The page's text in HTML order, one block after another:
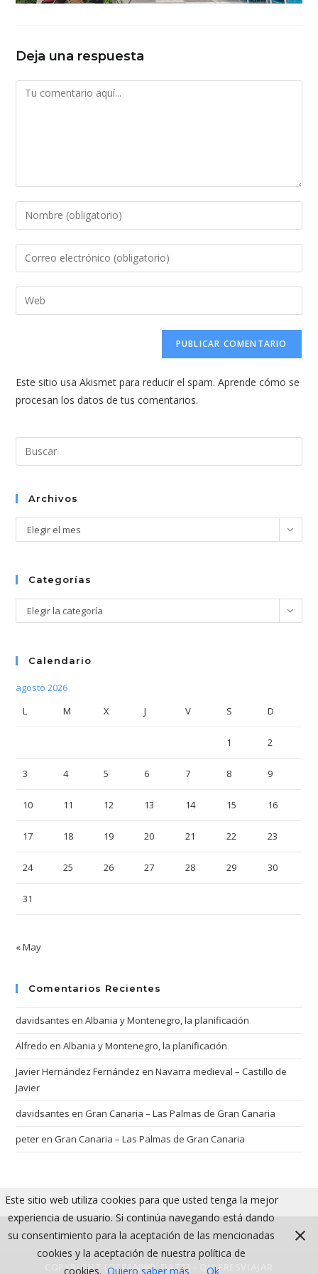
Deja una respuesta
Comentario
Introduce
tu
nombre
de
usuario
Introduce
tu
dirección
de
comentar
Introduce
la
web
(opcional)
Este sitio usa Akismet para reducir el spam.Aprende cómo se
procesan los datos de tus comentarios.
el
Archivos
Archivos
Elegir el mes
Categorías
Categorías
Elegir la categoría
Calendario
agosto 2026
L
M X J V S D
1 2
3 4 5 6 7 8 9
10 11 12 13 14 15 16
17 18 19 20 21 22 23
24 25 26 27 28 29 30
31
« May
Comentarios Recientes
davidsantes enAlbania y Montenegro, la planificación
Alfredo enAlbania y Montenegro, la planificación
Javier Hernández Fernández enNavarra medieval – Castillo de
Javier
davidsantes enGran Canaria – Las Palmas de Gran Canaria
peterenGran Canaria – Las Palmas de Gran Canaria
COPYRIGHT [OCEANWP_DATE] - QUIERESVIAJAR
Este sitio web utiliza cookies para que usted tenga la mejor
experiencia de usuario. Si continúa navegando está dando
su consentimiento para la aceptación de las mencionadas
cookies y la aceptación de nuestra política de
cookies. Quiero saber más Ok